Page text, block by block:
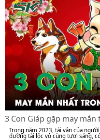
3 Con Giáp gặp may
Trong năm 2023, tài vận của
đường tài lộc vô cùng tươi sáng,